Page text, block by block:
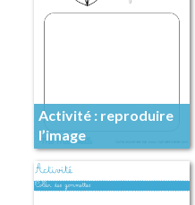
Activité : reproduire
l’image